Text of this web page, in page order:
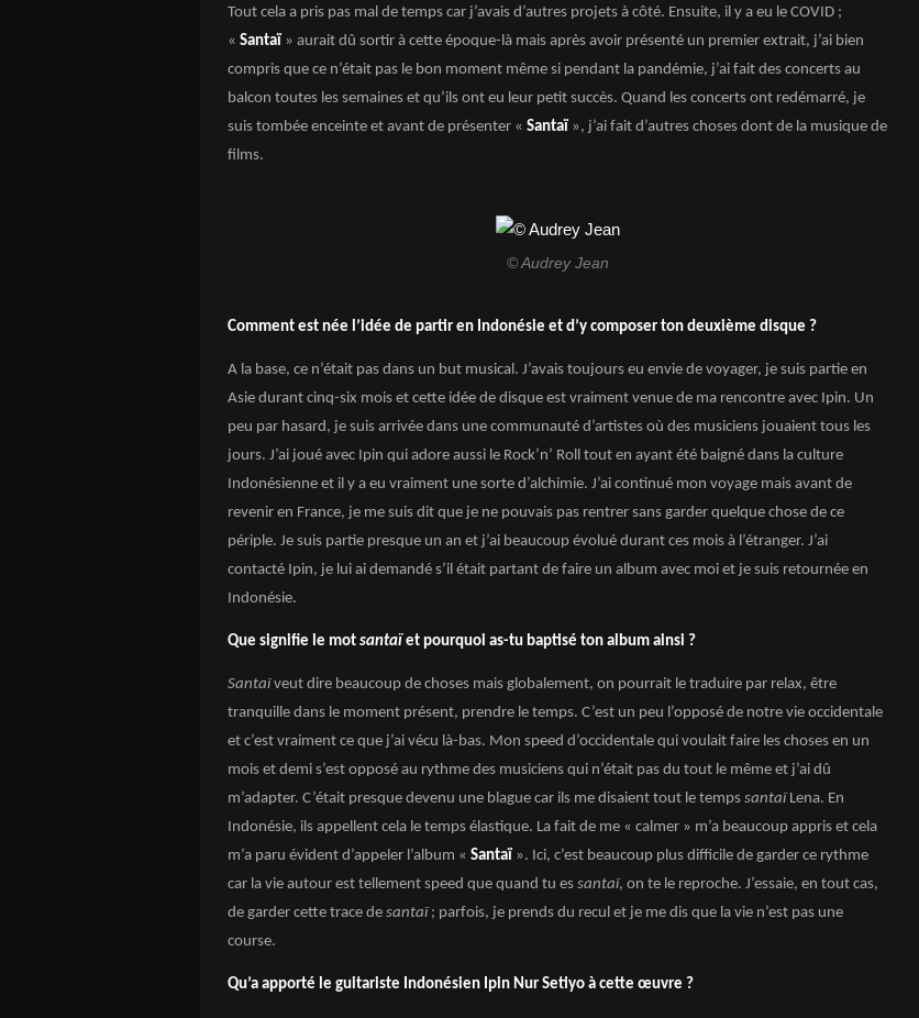
Tout cela a pris pas mal de temps car j’avais d’autres projets à côté. Ensuite, il y a eu le COVID ;
« Santaï » aurait dû sortir à cette époque-là mais après avoir présenté un premier extrait, j’ai bien
compris que ce n’était pas le bon moment même si pendant la pandémie, j’ai fait des concerts au
balcon toutes les semaines et qu’ils ont eu leur petit succès. Quand les concerts ont redémarré, je
suis tombée enceinte et avant de présenter « Santaï », j’ai fait d’autres choses dont de la musique de
films.
© Audrey Jean
Comment est née l’idée de partir en Indonésie et d’y composer ton deuxième disque ?
A la base, ce n’était pas dans un but musical. J’avais toujours eu envie de voyager, je suis partie en
Asie durant cinq-six mois et cette idée de disque est vraiment venue de ma rencontre avec Ipin. Un
peu par hasard, je suis arrivée dans une communauté d’artistes où des musiciens jouaient tous les
jours. J’ai joué avec Ipin qui adore aussi le Rock’n’ Roll tout en ayant été baigné dans la culture
Indonésienne et il y a eu vraiment une sorte d’alchimie. J’ai continué mon voyage mais avant de
revenir en France, je me suis dit que je ne pouvais pas rentrer sans garder quelque chose de ce
périple. Je suis partie presque un an et j’ai beaucoup évolué durant ces mois à l’étranger. J’ai
contacté Ipin, je lui ai demandé s’il était partant de faire un album avec moi et je suis retournée en
Indonésie.
Que signifie le mot santaï et pourquoi as-tu baptisé ton album ainsi ?
Santaïveut dire beaucoup de choses mais globalement, on pourrait le traduire par relax, être
tranquille dans le moment présent, prendre le temps. C’est un peu l’opposé de notre vie occidentale
et c’est vraiment ce que j’ai vécu là-bas. Mon speed d’occidentale qui voulait faire les choses en un
mois et demi s’est opposé au rythme des musiciens qui n’était pas du tout le même et j’ai dû
m’adapter. C’était presque devenu une blague car ils me disaient tout le temps santaïLena. En
Indonésie, ils appellent cela le temps élastique. La fait de me « calmer » m’a beaucoup appris et cela
m’a paru évident d’appeler l’album « Santaï ». Ici, c’est beaucoup plus difficile de garder ce rythme
car la vie autour est tellement speed que quand tu es santaï, on te le reproche. J’essaie, en tout cas,
de garder cette trace de santaï; parfois, je prends du recul et je me dis que la vie n’est pas une
course.
Qu’a apporté le guitariste Indonésien Ipin Nur Setiyo à cette œuvre ?